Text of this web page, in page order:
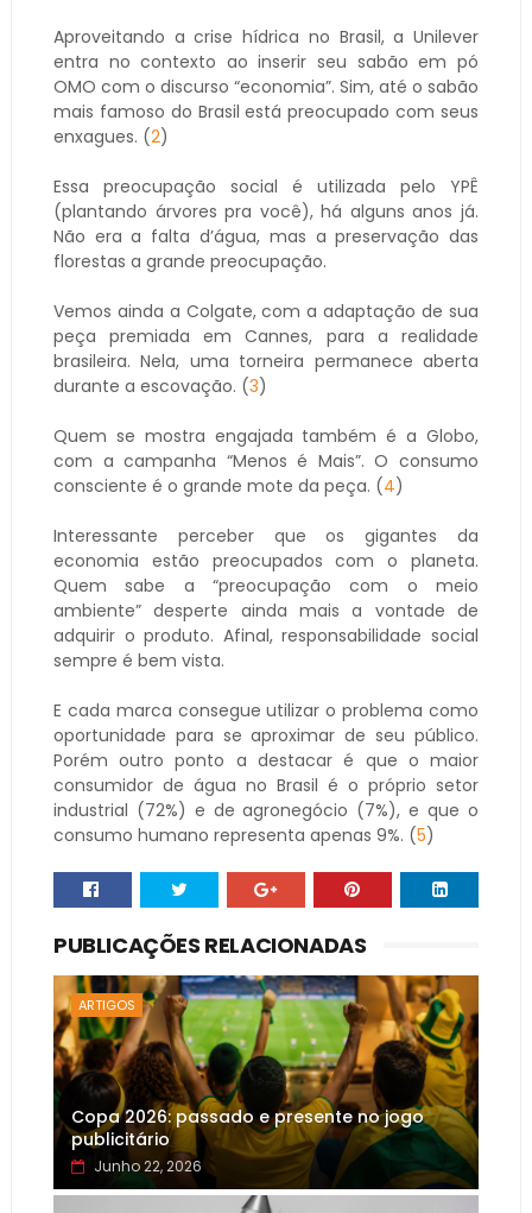
Aproveitando a crise hídrica no Brasil, a Unilever
entra no contexto ao inserir seu sabão em pó
OMO com o discurso “economia”. Sim, até o sabão
mais famoso do Brasil está preocupado com seus
enxagues. (2)
Essa preocupação social é utilizada pelo YPÊ
(plantando árvores pra você), há alguns anos já.
Não era a falta d’água, mas a preservação das
florestas a grande preocupação.
Vemos ainda a Colgate, com a adaptação de sua
peça premiada em Cannes, para a realidade
brasileira. Nela, uma torneira permanece aberta
durante a escovação. (3)
Quem se mostra engajada também é a Globo,
com a campanha “Menos é Mais”. O consumo
consciente é o grande mote da peça. (4)
Interessante perceber que os gigantes da
economia estão preocupados com o planeta.
Quem sabe a “preocupação com o meio
ambiente” desperte ainda mais a vontade de
adquirir o produto. Afinal, responsabilidade social
sempre é bem vista.
E cada marca consegue utilizar o problema como
oportunidade para se aproximar de seu público.
Porém outro ponto a destacar é que o maior
consumidor de água no Brasil é o próprio setor
industrial (72%) e de agronegócio (7%), e que o
consumo humano representa apenas 9%. (5)
PUBLICAÇÕES RELACIONADAS
ARTIGOS
Copa 2026: passado e presente no jogo
publicitário
Junho 22, 2026